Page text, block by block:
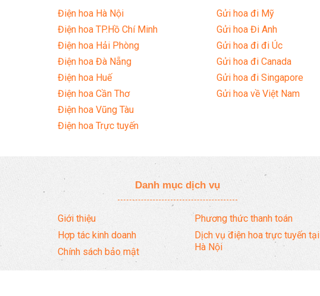
Điện hoa Hà Nội
Điện hoa TP.Hồ Chí Minh
Điện hoa Hải Phòng
Điện hoa Đà Nẵng
Điện hoa Huế
Điện hoa Cần Thơ
Điện hoa Vũng Tàu
Điện hoa Trực tuyến
Gửi hoa đi Mỹ
Gửi hoa Đi Anh
Gửi hoa đi đi Úc
Gửi hoa đi Canada
Gửi hoa đi Singapore
Gửi hoa về Việt Nam
Danh mục dịch vụ
Giới thiệu
Hợp tác kinh doanh
Chính sách bảo mật
Phương thức thanh toán
Dịch vụ điện hoa trực tuyến tại
Hà Nội